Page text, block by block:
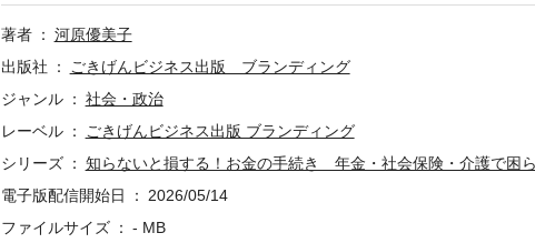
年金、申請のタイミングは？●時効で受け取れなくなる前に、今すぐ確認す
金や自分の老後資金をどう準備するか。20～40代の方へ、将来のために今
限活用し、損をしない知識を身につけましょう！
著者
河原優美子
出版社
ごきげんビジネス出版 ブランディング
ジャンル
社会・政治
レーベル
ごきげんビジネス出版 ブランディング
シリーズ
知らないと損する！お金の手続き 年金・社会保険・介護で困
電子版配信開始日
2026/05/14
ファイルサイズ
- MB